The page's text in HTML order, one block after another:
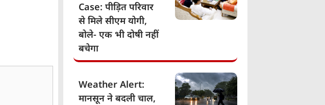
Case: पीड़ित परिवार
से मिले सीएम योगी,
बोले- एक भी दोषी नहीं
बचेगा
Weather Alert:
मानसून ने बदली चाल,